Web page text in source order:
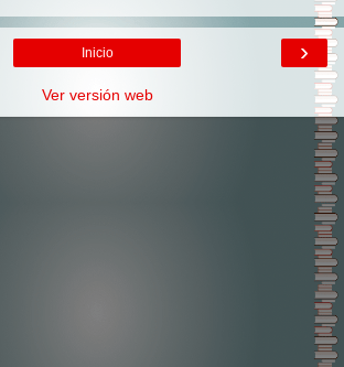
›
Inicio
Ver versión web